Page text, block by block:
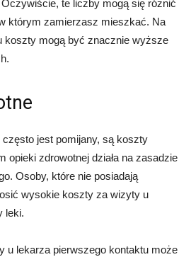
Oczywiście, te liczby mogą się różnić
którym zamierzasz mieszkać. Na
koszty mogą być znacznie wyższe
jest pomijany, są koszty
opieki zdrowotnej działa na zasadzie
Osoby, które nie posiadają
wysokie koszty za wizyty u
leki.
u lekarza pierwszego kontaktu może